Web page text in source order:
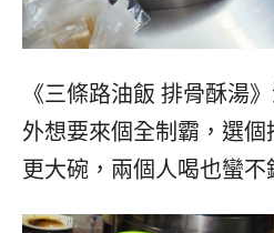
《三條路油飯 排骨酥湯
外想要來個全制霸，選個
更大碗，兩個人喝也蠻不